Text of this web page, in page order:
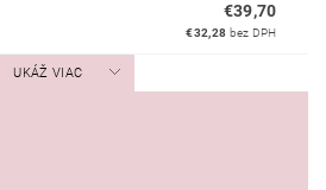
€39,70
€32,28 bez DPH
UKÁŽ VIAC